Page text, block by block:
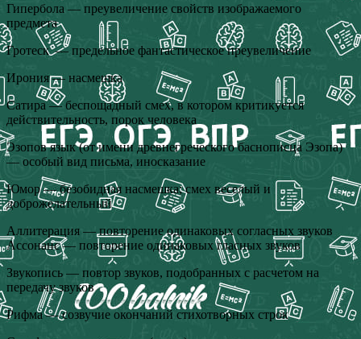
Гипербола — преувеличение свойств изображаемого
предмета
Гротеск — предельное фантастическое преувеличение
Ирония — насмешка
Сатира — беспощадный смех, в котором критикуется
действительность, порок человека
Эзопов язык (от имени древнегреческого баснописца Эзопа)
— особый вид письма, иносказание
Юмор — безобидная насмешка; смех веселый и
доброжелательный
Аллитерация — повторение одинаковых согласных звуков
Ассонанс — повторение одинаковых гласных звуков
Звукопись — повтор звуков, подобранных с расчетом на
передачу звуков
Рифма — созвучие окончаний стихотворных строк